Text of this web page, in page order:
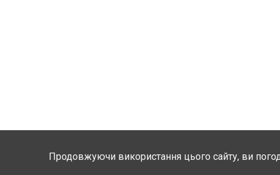
Продовжуючи використання цього сайту, ви